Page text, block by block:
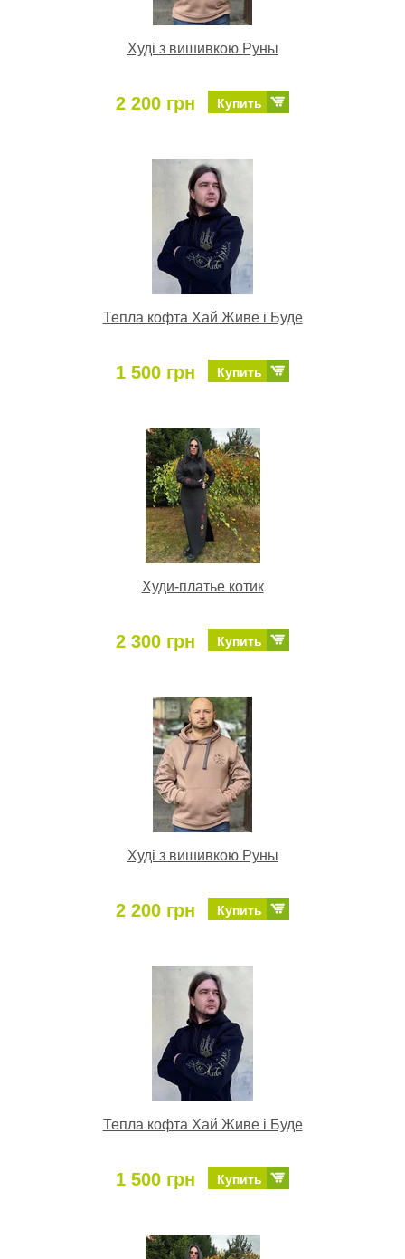
Худі з вишивкою Руны
2 200 грн Купить
Тепла кофта Хай Живе і Буде
1 500 грн Купить
Худи-платье котик
2 300 грн Купить
Худі з вишивкою Руны
2 200 грн Купить
Тепла кофта Хай Живе і Буде
1 500 грн Купить